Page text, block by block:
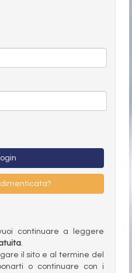
continuare a leggere
.
il sito e al termine del
o continuare con i